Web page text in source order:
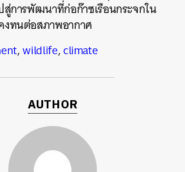
การพัฒนาที่ก่อก๊าซเรือนกระจกใน
งทนต่อสภาพอากาศ
,wildlife,climate
AUTHOR